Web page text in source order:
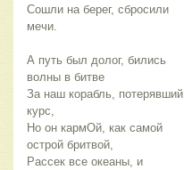
Сошли на берег, сбросили
мечи.
А путь был долог, бились
волны в битве
За наш корабль, потерявший
курс,
Но он кармОй, как самой
острой бритвой,
Рассек все океаны, и